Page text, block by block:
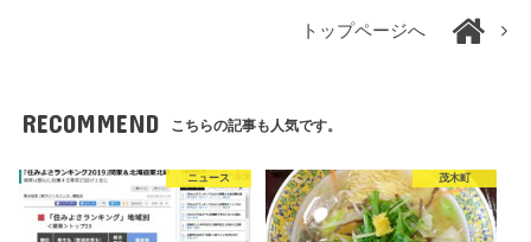
トップページへ
RECOMMEND こちらの記事も人気です。
ニュース 茂木町